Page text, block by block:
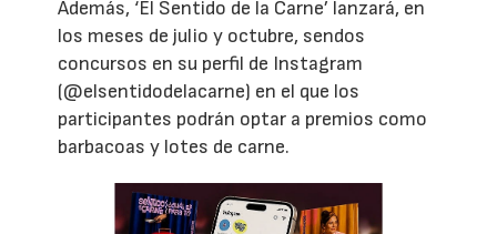
Además, ‘El Sentido de la Carne’ lanzará, en
los meses de julio y octubre, sendos
concursos en su perfil de Instagram
(@elsentidodelacarne) en el que los
participantes podrán optar a premios como
barbacoas y lotes de carne.